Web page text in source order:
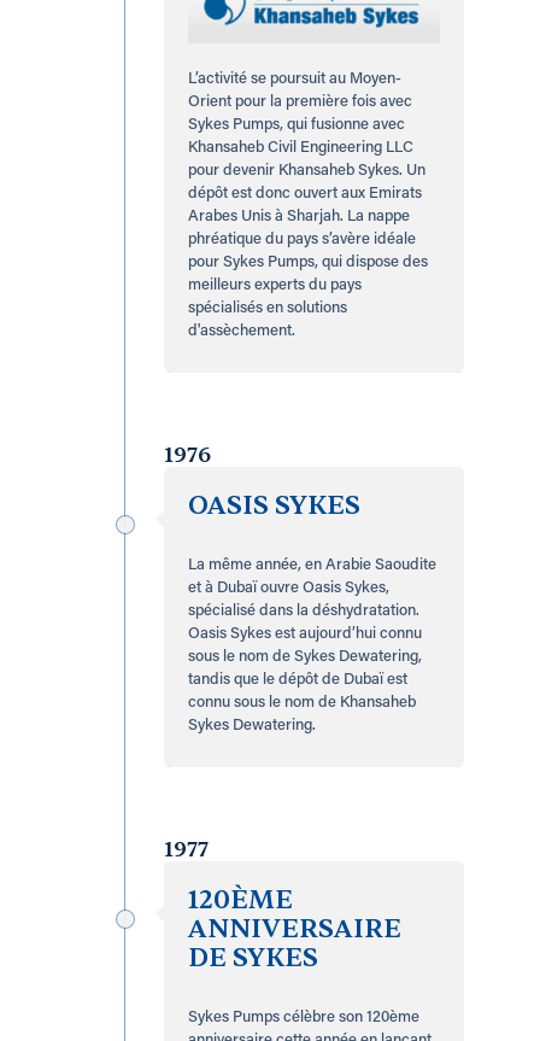
L’activité se poursuit au Moyen-
Orient pour la première fois avec
Sykes Pumps, qui fusionne avec
Khansaheb Civil Engineering LLC
pour devenir Khansaheb Sykes. Un
dépôt est donc ouvert aux Emirats
Arabes Unis à Sharjah. La nappe
phréatique du pays s’avère idéale
pour Sykes Pumps, qui dispose des
meilleurs experts du pays
spécialisés en solutions
d'assèchement.
1976
OASIS SYKES
La même année, en Arabie Saoudite
et à Dubaï ouvre Oasis Sykes,
spécialisé dans la déshydratation.
Oasis Sykes est aujourd’hui connu
sous le nom de Sykes Dewatering,
tandis que le dépôt de Dubaï est
connu sous le nom de Khansaheb
Sykes Dewatering.
1977
120ÈME
ANNIVERSAIRE
DE SYKES
Sykes Pumps célèbre son 120ème